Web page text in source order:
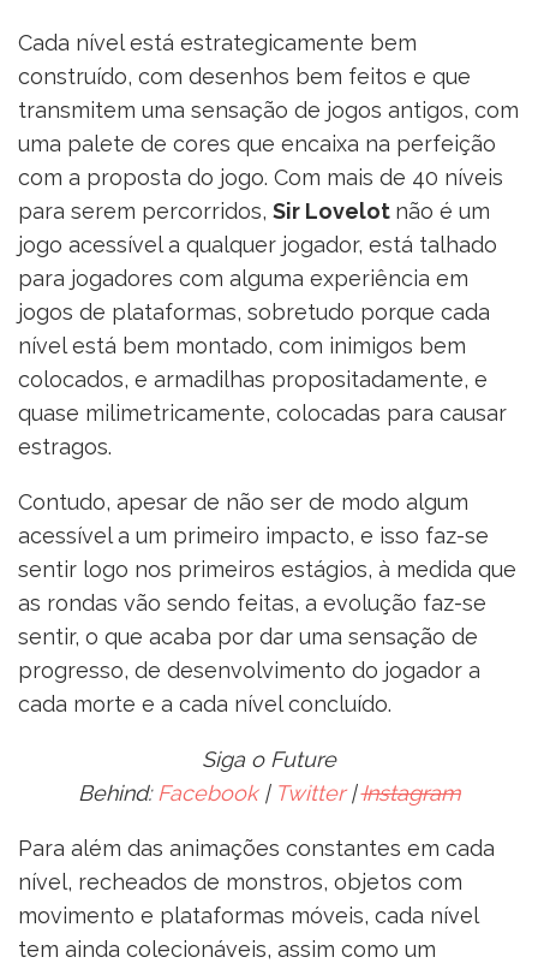
Cada nível está estrategicamente bem
construído, com desenhos bem feitos e que
transmitem uma sensação de jogos antigos, com
uma palete de cores que encaixa na perfeição
com a proposta do jogo. Com mais de 40 níveis
para serem percorridos, Sir Lovelot não é um
jogo acessível a qualquer jogador, está talhado
para jogadores com alguma experiência em
jogos de plataformas, sobretudo porque cada
nível está bem montado, com inimigos bem
colocados, e armadilhas propositadamente, e
quase milimetricamente, colocadas para causar
estragos.
Contudo, apesar de não ser de modo algum
acessível a um primeiro impacto, e isso faz-se
sentir logo nos primeiros estágios, à medida que
as rondas vão sendo feitas, a evolução faz-se
sentir, o que acaba por dar uma sensação de
progresso, de desenvolvimento do jogador a
cada morte e a cada nível concluído.
Siga o Future
Behind: Facebook| Twitter|Instagram
Para além das animações constantes em cada
nível, recheados de monstros, objetos com
movimento e plataformas móveis, cada nível
tem ainda colecionáveis, assim como um